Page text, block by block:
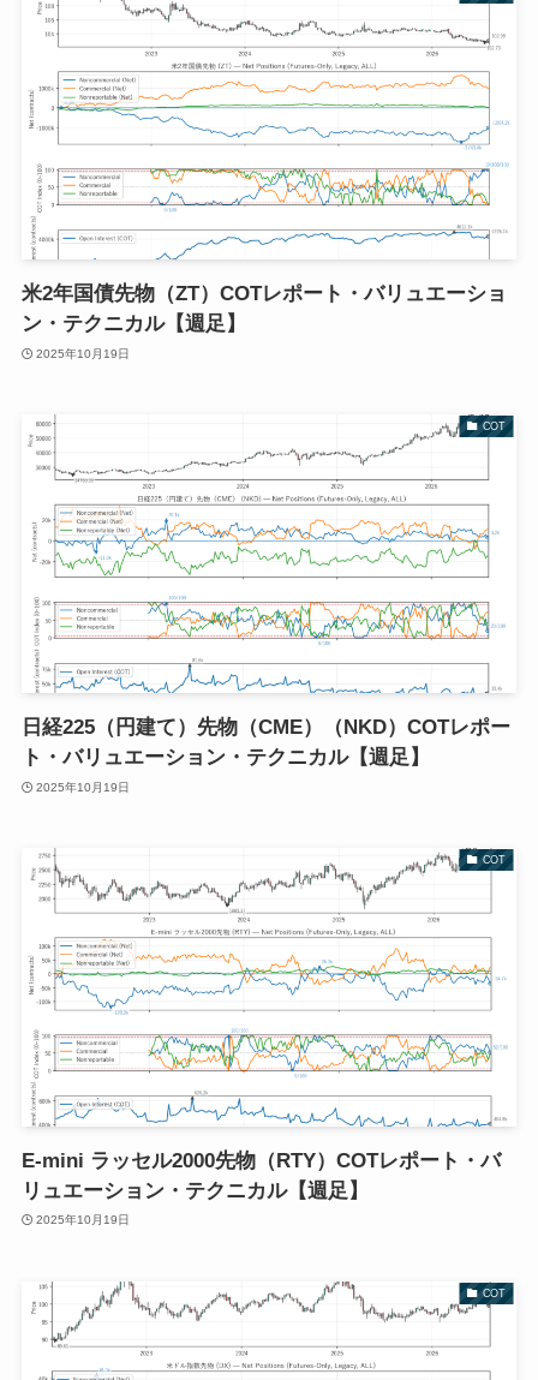
米2年国債先物（ZT）COTレポート・バリュエーショ
ン・テクニカル【週足】
2025年10月19日
COT
日経225（円建て）先物（CME）（NKD）COTレポー
ト・バリュエーション・テクニカル【週足】
2025年10月19日
COT
E-mini ラッセル2000先物（RTY）COTレポート・バ
リュエーション・テクニカル【週足】
2025年10月19日
COT